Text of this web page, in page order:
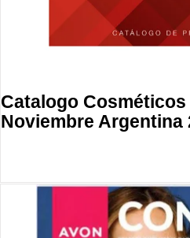
Catalogo
Noviembre Argentina